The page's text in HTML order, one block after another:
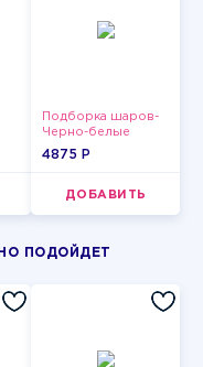
Подборка шаров-
Черно-белые
звезды
4875 P
ДОБАВИТЬ
ПОДОЙДЕТ